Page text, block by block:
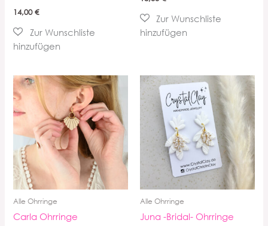
14,00€
Alle Ohrringe
Carla Ohrringe
Alle Ohrringe
Juna -Bridal- Ohrringe